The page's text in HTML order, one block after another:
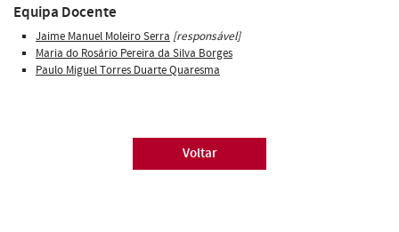
Equipa Docente
Jaime Manuel Moleiro Serra [responsável]
Maria do Rosário Pereira da Silva Borges
Paulo Miguel Torres Duarte Quaresma
Voltar